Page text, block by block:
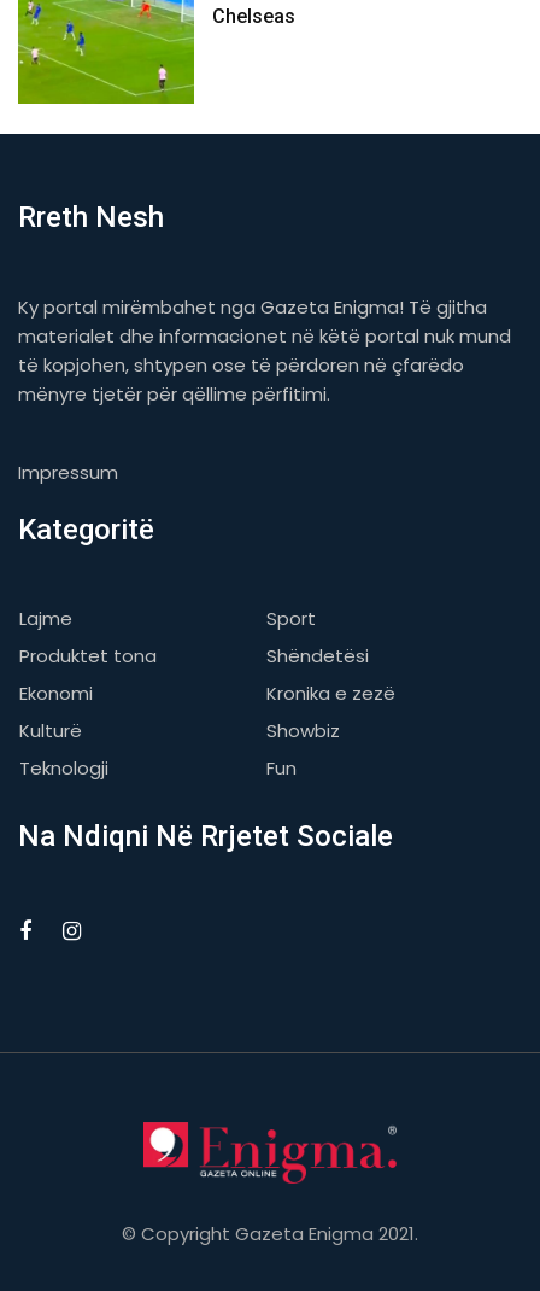
Chelseas
Rreth Nesh
Ky portal mirëmbahet nga Gazeta Enigma! Të gjitha
materialet dhe informacionet në këtë portal nuk mund
të kopjohen, shtypen ose të përdoren në çfarëdo
mënyre tjetër për qëllime përfitimi.
Impressum
Kategoritë
Lajme
Sport
Produktet tona
Shëndetësi
Ekonomi
Kronika e zezë
Kulturë
Showbiz
Teknologji
Fun
Na Ndiqni Në Rrjetet Sociale
© Copyright Gazeta Enigma 2021.